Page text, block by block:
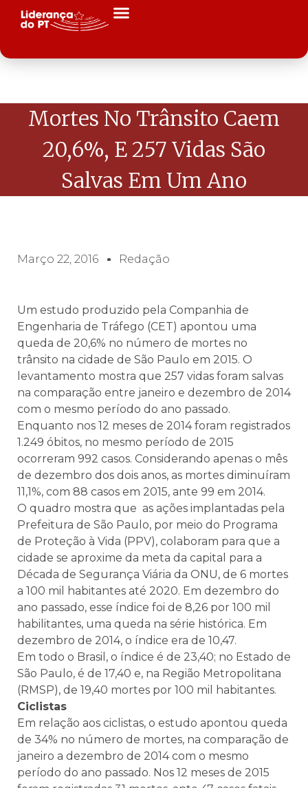
Mortes No Trânsito Caem
20,6%, E 257 Vidas São
Salvas Em Um Ano
Março 22, 2016 Redação
Um estudo produzido pela Companhia de
Engenharia de Tráfego (CET) apontou uma
queda de 20,6% no número de mortes no
trânsito na cidade de São Paulo em 2015. O
levantamento mostra que 257 vidas foram salvas
na comparação entre janeiro e dezembro de 2014
com o mesmo período do ano passado.
Enquanto nos 12 meses de 2014 foram registrados
1.249 óbitos, no mesmo período de 2015
ocorreram 992 casos. Considerando apenas o mês
de dezembro dos dois anos, as mortes diminuíram
11,1%, com 88 casos em 2015, ante 99 em 2014.
O quadro mostra que as ações implantadas pela
Prefeitura de São Paulo, por meio do Programa
de Proteção à Vida (PPV), colaboram para que a
cidade se aproxime da meta da capital para a
Década de Segurança Viária da ONU, de 6 mortes
a 100 mil habitantes até 2020. Em dezembro do
ano passado, esse índice foi de 8,26 por 100 mil
habilitantes, uma queda na série histórica. Em
dezembro de 2014, o índice era de 10,47.
Em todo o Brasil, o índice é de 23,40; no Estado de
São Paulo, é de 17,40 e, na Região Metropolitana
(RMSP), de 19,40 mortes por 100 mil habitantes.
Ciclistas
Em relação aos ciclistas, o estudo apontou queda
de 34% no número de mortes, na comparação de
janeiro a dezembro de 2014 com o mesmo
período do ano passado. Nos 12 meses de 2015